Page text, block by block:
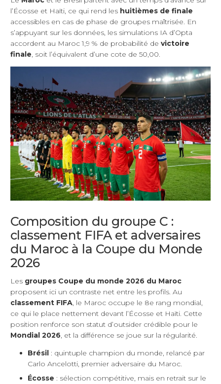
l’Écosse et Haïti, ce qui rend les huitièmes de finale
accessibles en cas de phase de groupes maîtrisée. En
s’appuyant sur les données, les simulations IA d’Opta
accordent au Maroc 1,9 % de probabilité de victoire
finale, soit l’équivalent d’une cote de 50,00.
Composition du groupe C :
classement FIFA et adversaires
du Maroc à la Coupe du Monde
2026
Les groupes Coupe du monde 2026 du Maroc
proposent ici un contraste net entre les profils. Au
classement FIFA, le Maroc occupe le 8e rang mondial,
ce qui le place nettement devant l’Écosse et Haïti. Cette
position renforce son statut d’outsider crédible pour le
Mondial 2026, et la différence se joue sur la régularité.
Brésil : quintuple champion du monde, relancé par
Carlo Ancelotti, premier adversaire du Maroc.
Écosse : sélection compétitive, mais en retrait sur le